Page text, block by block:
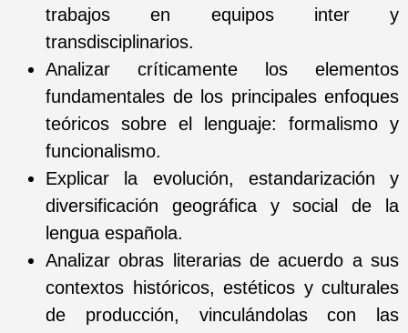
trabajos en equipos inter y
transdisciplinarios.
Analizar críticamente los elementos
fundamentales de los principales enfoques
teóricos sobre el lenguaje: formalismo y
funcionalismo.
Explicar la evolución, estandarización y
diversificación geográfica y social de la
lengua española.
Analizar obras literarias de acuerdo a sus
contextos históricos, estéticos y culturales
de producción, vinculándolas con las